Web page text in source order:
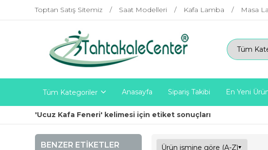
Toptan Satış Sitemiz Saat Modelleri Kafa Lamba Masa
Tüm Kategoriler Anasayfa Sipariş Takibi En Yeni
'Ucuz Kafa Feneri' kelimesi için etiket sonuçları
BENZER ETIKETLER